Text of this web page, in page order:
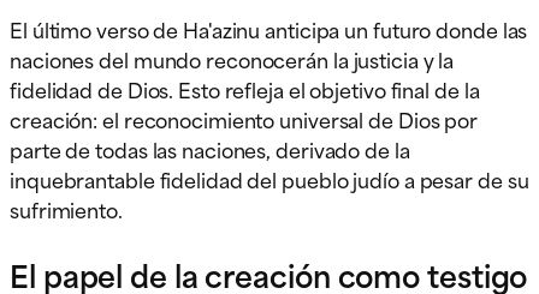
El último verso de Ha'azinu anticipa un futuro donde las
naciones del mundo reconocerán la justicia y la
fidelidad de Dios. Esto refleja el objetivo final de la
creación: el reconocimiento universal de Dios por
parte de todas las naciones, derivado de la
inquebrantable fidelidad del pueblo judío a pesar de su
sufrimiento.
El papel de la creación como testigo